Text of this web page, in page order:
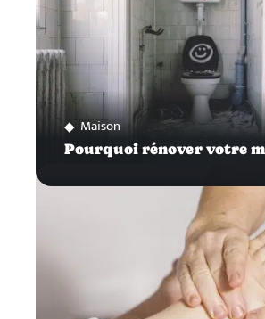
Maison
Pourquoi rénover votre